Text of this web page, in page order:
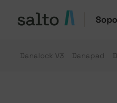
Danalock V3 Danapad